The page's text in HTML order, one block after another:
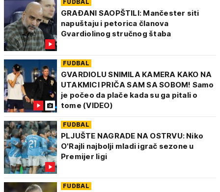
FUDBAL
GRAĐANI SAOPŠTILI: Mančester siti
napuštaju i petorica članova
Gvardiolinog stručnog štaba
FUDBAL
GVARDIOLU SNIMILA KAMERA KAKO NA
UTAKMICI PRIČA SAM SA SOBOM! Samo
je počeo da plače kada su ga pitali o
tome (VIDEO)
FUDBAL
PLJUŠTE NAGRADE NA OSTRVU: Niko
O'Rajli najbolji mladi igrač sezone u
Premijer ligi
FUDBAL